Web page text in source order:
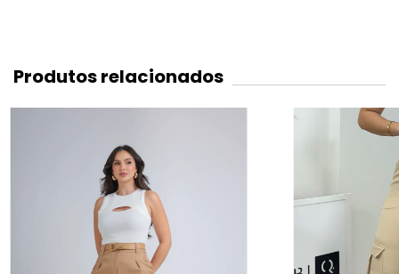
Produtos relacionados